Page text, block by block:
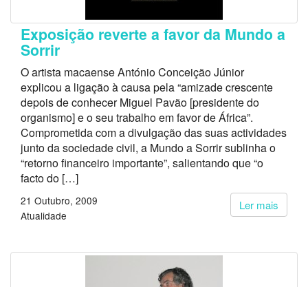
Exposição reverte a favor da Mundo a
Sorrir
O artista macaense António Conceição Júnior
explicou a ligação à causa pela “amizade crescente
depois de conhecer Miguel Pavão [presidente do
organismo] e o seu trabalho em favor de África”.
Comprometida com a divulgação das suas actividades
junto da sociedade civil, a Mundo a Sorrir sublinha o
“retorno financeiro importante”, salientando que “o
facto do […]
Ler mais
21 Outubro, 2009
Atualidade